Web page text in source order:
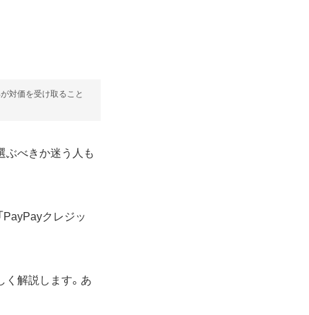
対価を受け取ること
ぶべきか迷う人も
PayPayクレジッ
く解説します。あ